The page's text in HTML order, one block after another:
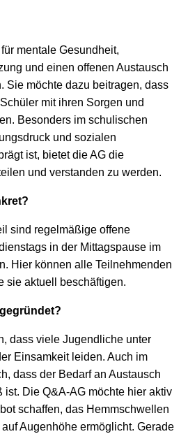
mentale Gesundheit,
und einen offenen Austausch
Sie möchte dazu beitragen, dass
mit ihren Sorgen und
Besonders im schulischen
und sozialen
ist, bietet die AG die
und verstanden zu werden.
sind regelmäßige offene
in der Mittagspause im
Hier können alle Teilnehmenden
sie aktuell beschäftigen.
dass viele Jugendliche unter
Einsamkeit leiden. Auch im
dass der Bedarf an Austausch
ist. Die Q&A-AG möchte hier aktiv
schaffen, das Hemmschwellen
Augenhöhe ermöglicht. Gerade